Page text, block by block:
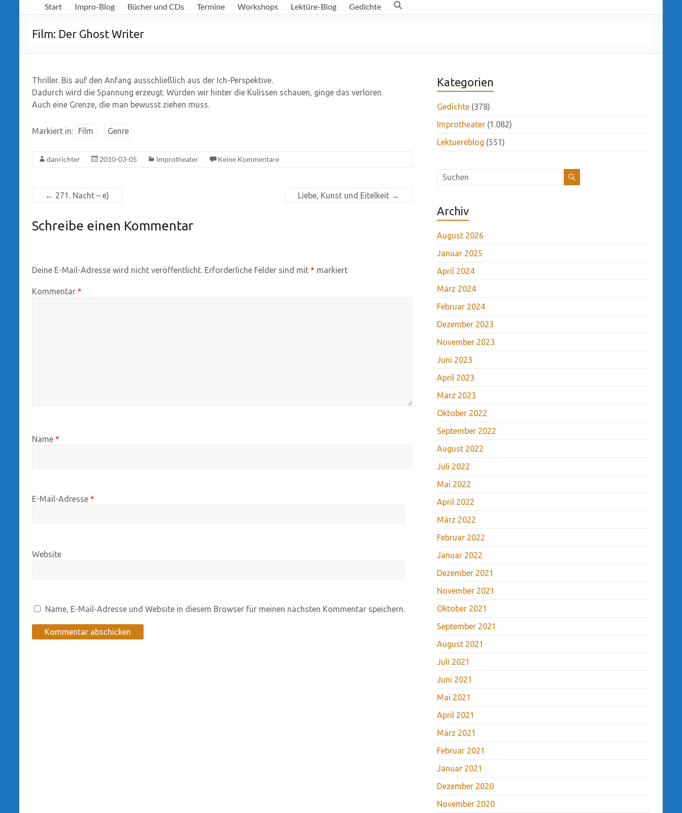
Richter
Start Impro-Blog Bücher und CDs Termine Workshops Lektüre-Blog Gedichte
Film: Der Ghost Writer
Thriller. Bis auf den Anfang ausschließlich aus der Ich-Perspektive.
Dadurch wird die Spannung erzeugt. Würden wir hinter die Kulissen schauen, ginge das verloren.
Auch eine Grenze, die man bewusst ziehen muss.
Markiert in: Film Genre
danrichter 2010-03-05 Improtheater Keine Kommentare
← 271. Nacht – e) Liebe, Kunst und Eitelkeit →
Schreibe einen Kommentar
Deine E-Mail-Adresse wird nicht veröffentlicht. Erforderliche Felder sind mit * markiert
Kommentar *
Name *
E-Mail-Adresse *
Website
Name, E-Mail-Adresse und Website in diesem Browser für meinen nächsten Kommentar speichern.
Kategorien
Gedichte (378)
Improtheater (1.082)
Lektuereblog (551)
Archiv
August 2026
Januar 2025
April 2024
März 2024
Februar 2024
Dezember 2023
November 2023
Juni 2023
April 2023
März 2023
Oktober 2022
September 2022
August 2022
Juli 2022
Mai 2022
April 2022
März 2022
Februar 2022
Januar 2022
Dezember 2021
November 2021
Oktober 2021
September 2021
August 2021
Juli 2021
Juni 2021
Mai 2021
April 2021
März 2021
Februar 2021
Januar 2021
Dezember 2020
November 2020